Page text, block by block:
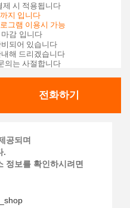
제 시 적용됩니다
지 입니다
그램 이용시 가능
감 입니다
되어 있습니다
해 드리겠습니다
의는 사절합니다
전화하기
공되며
.
정보를 확인하시려면